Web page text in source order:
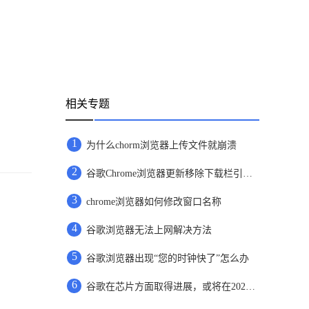
相关专题
1 为什么chorm浏览器上传文件就崩溃
2 谷歌Chrome浏览器更新移除下载栏引用户不满
3 chrome浏览器如何修改窗口名称
4 谷歌浏览器无法上网解决方法
5 谷歌浏览器出现“您的时钟快了”怎么办
6 谷歌在芯片方面取得进展，或将在2025年开始使用新芯片